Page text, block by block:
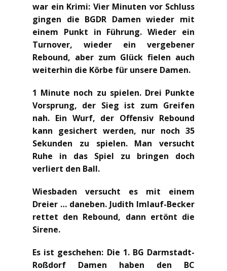
war ein Krimi: Vier Minuten vor Schluss
gingen die BGDR Damen wieder mit
einem Punkt in Führung. Wieder ein
Turnover, wieder ein vergebener
Rebound, aber zum Glück fielen auch
weiterhin die Körbe für unsere Damen.
1 Minute noch zu spielen. Drei Punkte
Vorsprung, der Sieg ist zum Greifen
nah. Ein Wurf, der Offensiv Rebound
kann gesichert werden, nur noch 35
Sekunden zu spielen. Man versucht
Ruhe in das Spiel zu bringen doch
verliert den Ball.
Wiesbaden versucht es mit einem
Dreier … daneben. Judith Imlauf-Becker
rettet den Rebound, dann ertönt die
Sirene.
Es ist geschehen: Die 1. BG Darmstadt-
Roßdorf Damen haben den BC